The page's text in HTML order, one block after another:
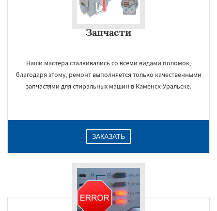
Запчасти
Наши мастера сталкивались со всеми видами поломок,
благодаря этому, ремонт выполняется только качественными
запчастями для стиральных машин в Каменск-Уральске.
ЗАКАЗАТЬ